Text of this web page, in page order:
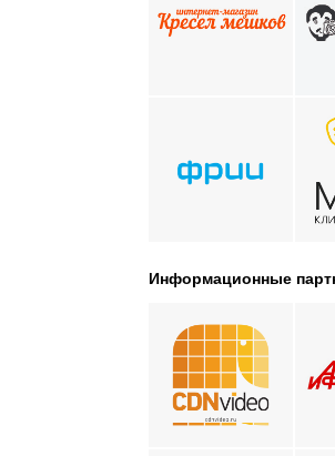
Информационные